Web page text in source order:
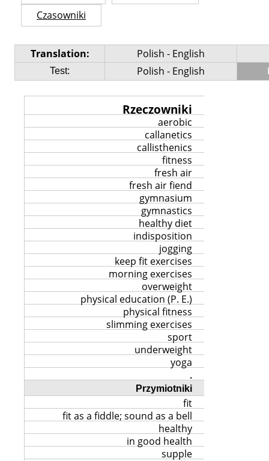
Czasowniki
Translation: Polish - English
Test: Polish - English
Rzeczowniki
aerobic
callanetics
callisthenics
fitness
fresh air
fresh air fiend
gymnasium
gymnastics
healthy diet
indisposition
jogging
keep fit exercises
morning exercises
overweight
physical education (P. E.)
physical fitness
slimming exercises
sport
underweight
yoga
.
Przymiotniki
fit
fit as a fiddle; sound as a bell
healthy
in good health
supple